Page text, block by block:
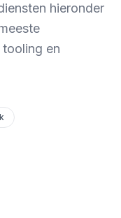
hieronder
en